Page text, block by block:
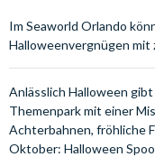
Im Seaworld Orlando
Halloweenvergnügen
Anlässlich Halloween
Themenpark mit einer
Achterbahnen, fröhliche
Oktober: Halloween